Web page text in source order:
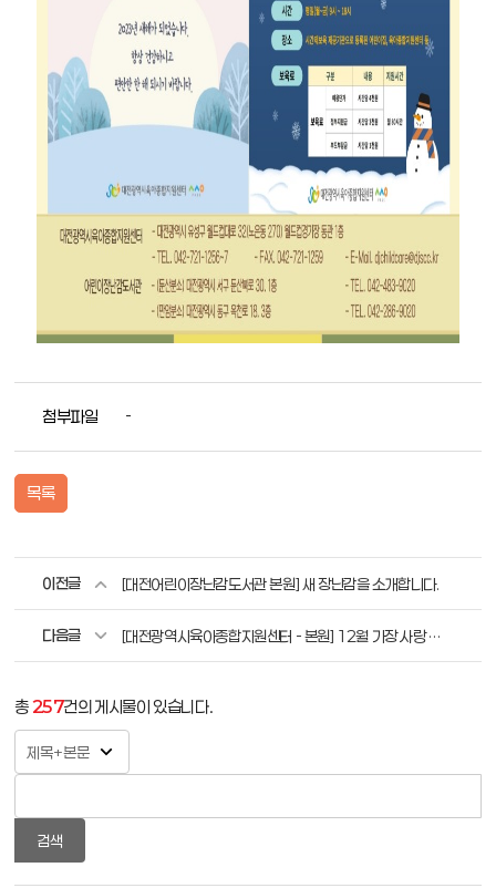
첨부파일 -
목록
이전글 [대전어린이장난감도서관 본원] 새 장난감을 소개합니다.
다음글 [대전광역시육아종합지원센터 - 본원] 12월 가장 사랑 받은 장난감 BEST3
총257건의 게시물이 있습니다.
검색